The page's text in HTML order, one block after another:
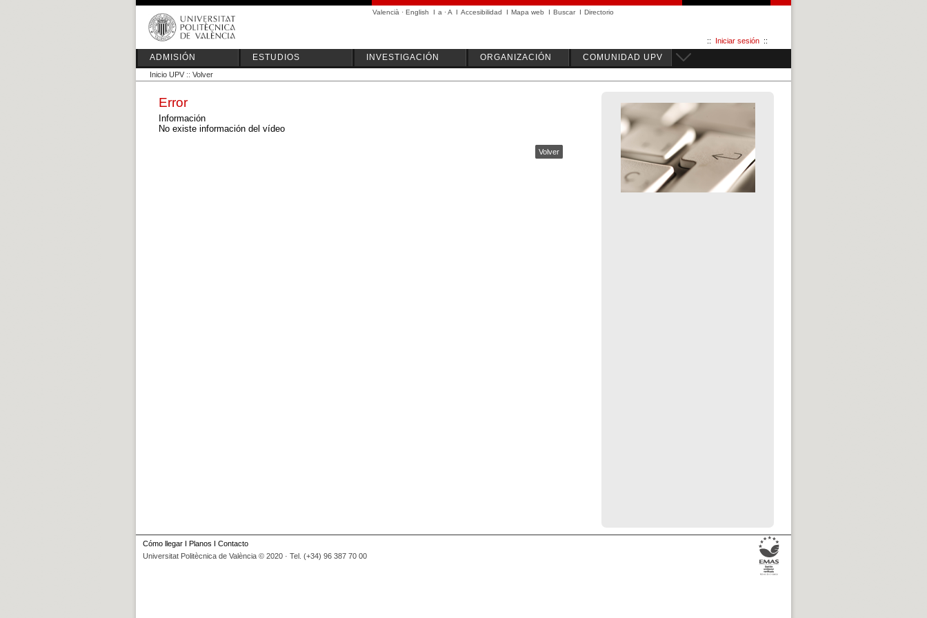
Valencià · English I a ·A I Accesibilidad I Mapa web I Buscar I Directorio
:: Iniciar sesión ::
ADMISIÓN ESTUDIOS INVESTIGACIÓN ORGANIZACIÓN COMUNIDAD UPV
Inicio UPV :: Volver
Error
Información
No existe información del vídeo
Volver
Cómo llegar I Planos I Contacto
Universitat Politècnica de València © 2020 · Tel. (+34) 96 387 70 00